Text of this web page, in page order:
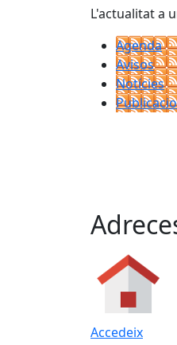
L'actualitat a
Agenda
Avisos
Notícies
Accedeix